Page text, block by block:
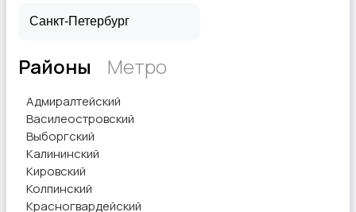
Районы Метро
Адмиралтейский
Василеостровский
Выборгский
Калининский
Кировский
Колпинский
Красногвардейский